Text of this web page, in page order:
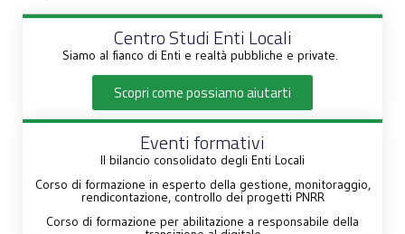
Centro Studi Enti Locali
Siamo al fianco di Enti e realtà pubbliche e private.
Scopri come possiamo aiutarti
Eventi formativi
Il bilancio consolidato degli Enti Locali
Corso di formazione in esperto della gestione, monitoraggio,
rendicontazione, controllo dei progetti PNRR
Corso di formazione per abilitazione a responsabile della